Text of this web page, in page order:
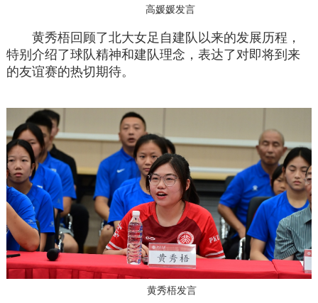
高媛媛发言
黄秀梧回顾了北大女足自建队以来的发展历程，
特别介绍了球队精神和建队理念，表达了对即将到来
的友谊赛的热切期待。
黄秀梧发言